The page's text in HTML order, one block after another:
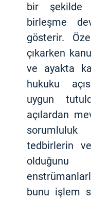
bir şekilde
birleşme
gösterir.
çıkarken
ve ayakta
hukuku
uygun
açılardan
sorumluluk
tedbirlerin
olduğunu
bunu işlem